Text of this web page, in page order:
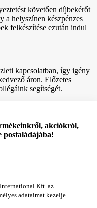
követően díjbekérőt
a helyszínen készpénzes
felkészítése ezután indul
kapcsolatban, így igény
áron. Előzetes
segítségét.
akciókról,
postaládájába!
Kft. az
adataimat kezelje.